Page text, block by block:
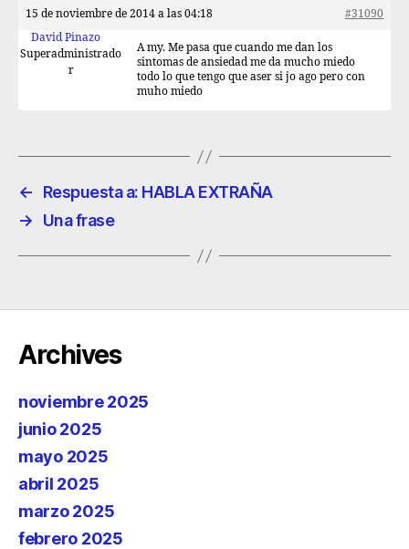
15 de noviembre de 2014 a las 04:18
#31090
David Pinazo
Superadministrado
r
A my. Me pasa que cuando me dan los
sintomas de ansiedad me da mucho miedo
todo lo que tengo que aser si jo ago pero con
muho miedo
←
Respuesta a: HABLA EXTRAÑA
→
Una frase
Archives
noviembre 2025
junio 2025
mayo 2025
abril 2025
marzo 2025
febrero 2025